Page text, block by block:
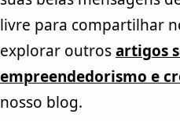
livre para compartilhar
explorar outrosartigos
empreendedorismo e
nosso blog.